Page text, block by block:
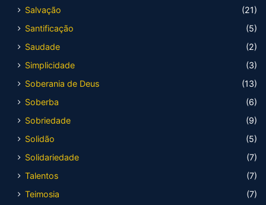
Salvação
(21)
Santificação
(5)
Saudade
(2)
Simplicidade
(3)
Soberania de Deus
(13)
Soberba
(6)
Sobriedade
(9)
Solidão
(5)
Solidariedade
(7)
Talentos
(7)
Teimosia
(7)